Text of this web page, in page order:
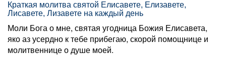
Краткая молитва святой Елисавете, Елизавете,
Лисавете, Лизавете на каждый день
Моли Бога о мне, святая угодница Божия Елисавета,
яко аз усердно к тебе прибегаю, скорой помощнице и
молитвеннице о душе моей.